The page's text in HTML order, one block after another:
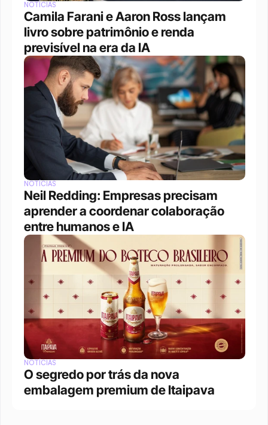
NOTÍCIAS
Camila Farani e Aaron Ross lançam
livro sobre patrimônio e renda
previsível na era da IA
NOTÍCIAS
Neil Redding: Empresas precisam
aprender a coordenar colaboração
entre humanos e IA
NOTÍCIAS
O segredo por trás da nova
embalagem premium de Itaipava